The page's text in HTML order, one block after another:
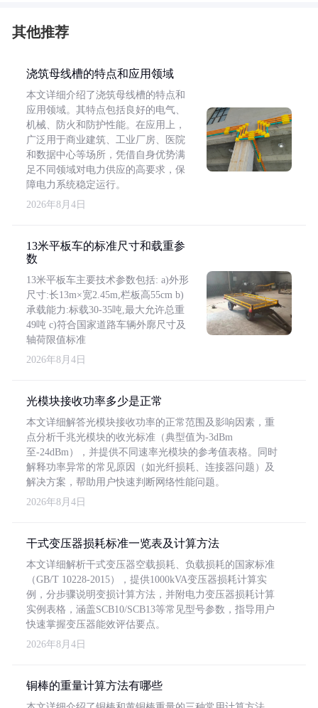
其他推荐
浇筑母线槽的特点和应用领域
本文详细介绍了浇筑母线槽的特点和
应用领域。其特点包括良好的电气、
机械、防火和防护性能。在应用上，
广泛用于商业建筑、工业厂房、医院
和数据中心等场所，凭借自身优势满
足不同领域对电力供应的高要求，保
障电力系统稳定运行。
2026年8月4日
13米平板车的标准尺寸和载重参
数
13米平板车主要技术参数包括: a)外形
尺寸:长13m×宽2.45m,栏板高55cm b)
承载能力:标载30-35吨,最大允许总重
49吨 c)符合国家道路车辆外廓尺寸及
轴荷限值标准
2026年8月4日
光模块接收功率多少是正常
本文详细解答光模块接收功率的正常范围及影响因素，重
点分析千兆光模块的收光标准（典型值为-3dBm
至-24dBm），并提供不同速率光模块的参考值表格。同时
解释功率异常的常见原因（如光纤损耗、连接器问题）及
解决方案，帮助用户快速判断网络性能问题。
2026年8月4日
干式变压器损耗标准一览表及计算方法
本文详细解析干式变压器空载损耗、负载损耗的国家标准
（GB/T 10228-2015），提供1000kVA变压器损耗计算实
例，分步骤说明变损计算方法，并附电力变压器损耗计算
实例表格，涵盖SCB10/SCB13等常见型号参数，指导用户
快速掌握变压器能效评估要点。
2026年8月4日
铜棒的重量计算方法有哪些